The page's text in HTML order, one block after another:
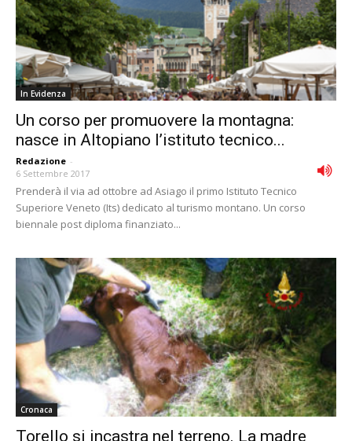
In Evidenza
Un corso per promuovere la montagna:
nasce in Altopiano l’istituto tecnico...
Redazione -
6 Settembre 2017
Prenderà il via ad ottobre ad Asiago il primo Istituto Tecnico
Superiore Veneto (Its) dedicato al turismo montano. Un corso
biennale post diploma finanziato...
Cronaca
Torello si incastra nel terreno. La madre